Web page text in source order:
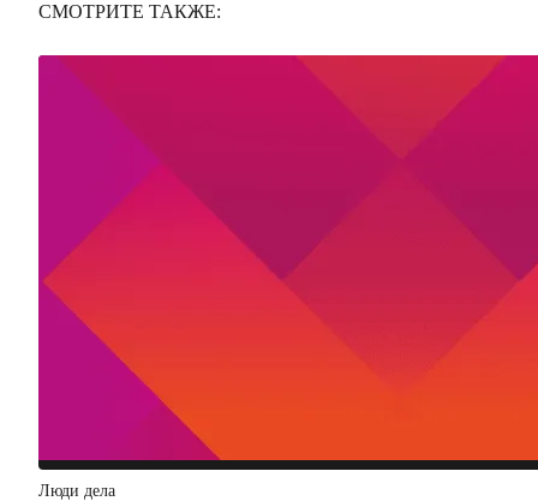
СМОТРИТЕ ТАКЖЕ:
Люди дела